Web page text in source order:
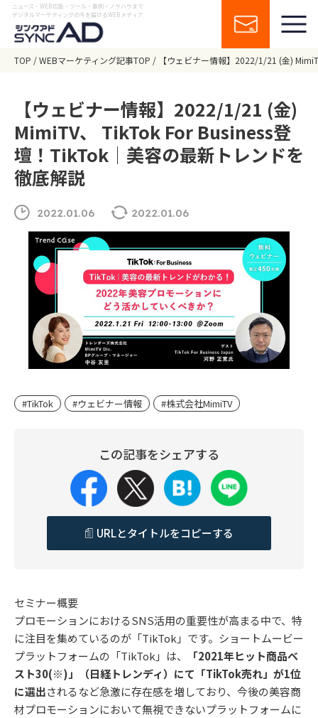
ニュース・WEB広告・ツール・事例・ノウハウまで
デジタルマーケティングの今を届けるWEBメディア
TOP WEBマーケティング記事TOP 【ウェビナー情報】2022/1/21 (金)
【ウェビナー情報】2022/1/21 (金)
MimiTV、 TikTok For Business登
壇！TikTok│美容の最新トレンドを
徹底解説
2022.01.06 2022.01.06
#TikTok #ウェビナー情報 #株式会社MimiTV
この記事をシェアする
URLとタイトルをコピーする
セミナー概要
プロモーションにおけるSNS活用の重要性が高まる中で、特
に注目を集めているのが「TikTok」です。ショートムービー
プラットフォームの「TikTok」は、
「2021年ヒット商品ベ
スト30(※)」（日経トレンディ）にて「TikTok売れ」が1位
に選出されるなど急激に存在感を増しており、今後の美容商
材プロモーションにおいて無視できないプラットフォームに